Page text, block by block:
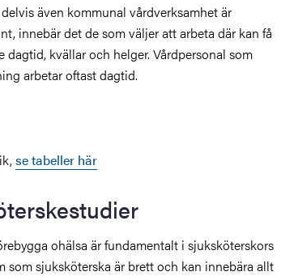
även kommunal vårdverksamhet är
innebär det de som väljer att arbeta där kan få
dagtid, kvällar och helger. Vårdpersonal som
arbetar oftast dagtid.
se tabeller här
ohälsa är fundamentalt i sjuksköterskors
som sjuksköterska är brett och kan innebära allt